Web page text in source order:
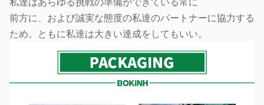
前方に、および誠実な態度の私達のパートナーに協力する
ため。ともに私達は大きい達成をしてもいい。